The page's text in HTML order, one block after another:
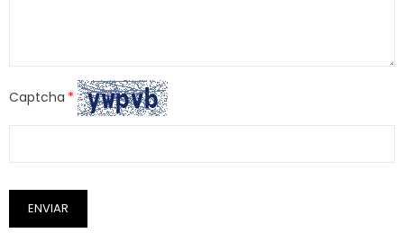
Captcha
ENVIAR